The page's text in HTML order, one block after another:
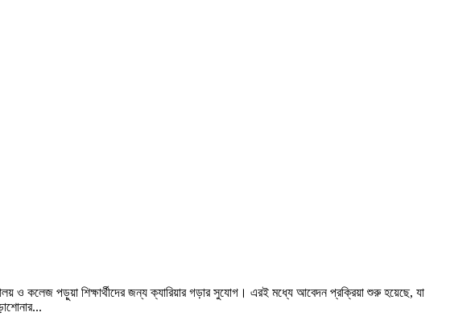
ও কলেজ পড়ুয়া শিক্ষার্থীদের জন্য ক্যারিয়ার গড়ার সুযোগ। এরই মধ্যে আবেদন প্রক্রিয়া শুরু হয়েছে, যা